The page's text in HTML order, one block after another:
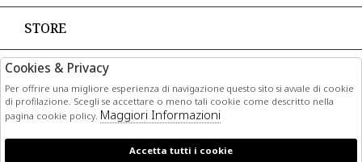
STORE
PAGAMENTI
Cookies & Privacy
Per offrire una migliore esperienza di navigazione questo sito si avvale di cookie
di profilazione. Scegli se accettare o meno tali cookie come descritto nella
pagina cookie policy. Maggiori Informazioni
Accetta tutti i cookie